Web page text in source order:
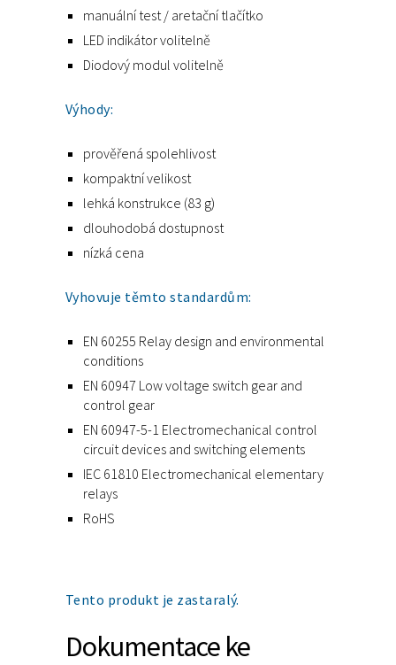
manuální test / aretační tlačítko
LED indikátor volitelně
Diodový modul volitelně
Výhody:
prověřená spolehlivost
kompaktní velikost
lehká konstrukce (83 g)
dlouhodobá dostupnost
nízká cena
Vyhovuje těmto standardům:
EN 60255 Relay design and environmental
conditions
EN 60947 Low voltage switch gear and
control gear
EN 60947-5-1 Electromechanical control
circuit devices and switching elements
IEC 61810 Electromechanical elementary
relays
RoHS
Tento produkt je zastaralý.
Dokumentace ke